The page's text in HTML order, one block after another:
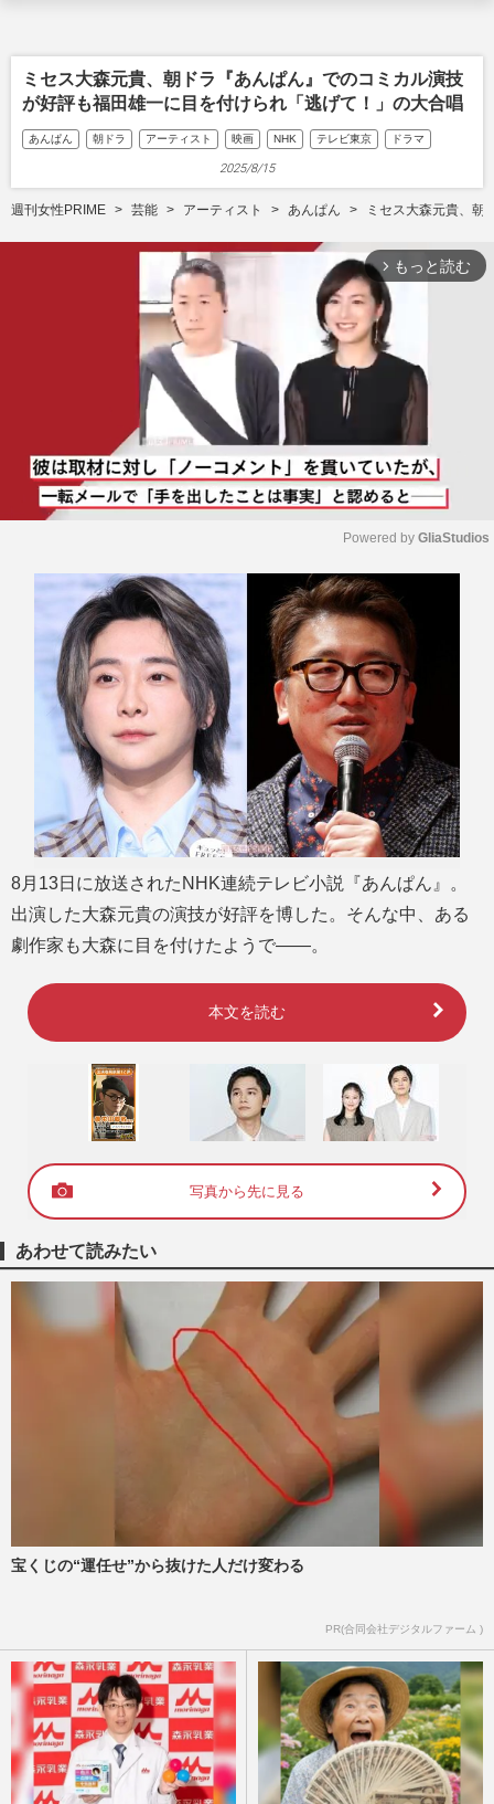
ミセス大森元貴、朝ドラ『あんぱん』でのコミカル演技
が好評も福田雄一に目を付けられ「逃げて！」の大合唱
あんぱん 朝ドラ アーティスト 映画 NHK テレビ東京 ドラマ
2025/8/15
週刊女性PRIME 芸能 アーティスト あんぱん ミセス大森元貴、朝
arrow_forward_ios もっと読む
Powered by GliaStudios
8月13日に放送されたNHK連続テレビ小説『あんぱん』。
出演した大森元貴の演技が好評を博した。そんな中、ある
劇作家も大森に目を付けたようで――。
本文を読む
写真から先に見る
あわせて読みたい
宝くじの“運任せ”から抜けた人だけ変わる
PR(合同会社デジタルファーム )